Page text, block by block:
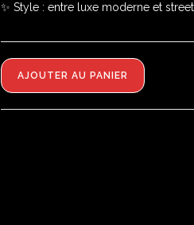
✨ Style : entre luxe moderne et
AJOUTER AU PANIER